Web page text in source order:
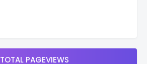
TOTAL PAGEVIEWS